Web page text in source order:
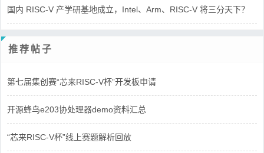
国内 RISC-V 产学研基地成立，Intel、Arm、RISC-V 将三分天下？
推荐帖子
第七届集创赛“芯来RISC-V杯”开发板申请
开源蜂鸟e203协处理器demo资料汇总
“芯来RISC-V杯”线上赛题解析回放